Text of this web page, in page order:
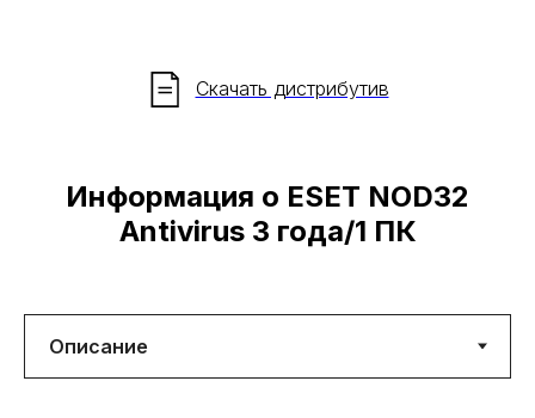
Скачать дистрибутив
Информация о ESET NOD32
Antivirus 3 года/1 ПК